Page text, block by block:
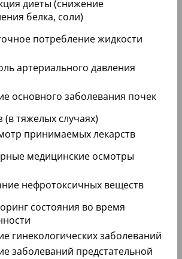
диеты (снижение
белка, соли)
потребление жидкости
артериального давления
основного заболевания почек
(в тяжелых случаях)
принимаемых лекарств
медицинские осмотры
нефротоксичных веществ
состояния во время
гинекологических заболеваний
заболеваний предстательной